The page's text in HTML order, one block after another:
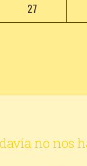
27
no nos